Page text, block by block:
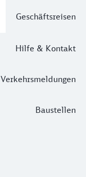
Geschäftsreisen
Hilfe & Kontakt
Verkehrsmeldungen
Baustellen